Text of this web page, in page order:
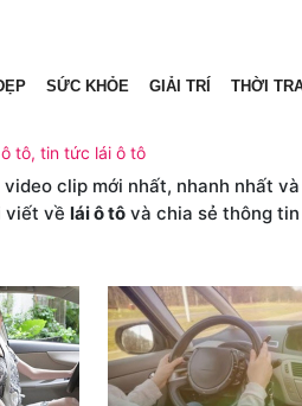
SỨC KHỎE GIẢI TRÍ THỜI
tô, tin tức lái ô tô
clip mới nhất, nhanh nhất
viết về lái ô tô và chia sẻ thông tin